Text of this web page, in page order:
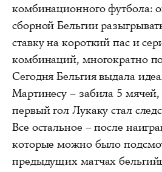
комбинационного футбола:
сборной Бельгии
ставку на короткий пас и
комбинаций, многократно
Сегодня Бельгия выдала
Мартинесу – забила 5
первый гол Лукаку стал
Все остальное – после
которые можно было
предыдущих матчах